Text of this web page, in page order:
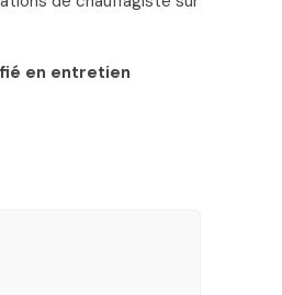
en entretien